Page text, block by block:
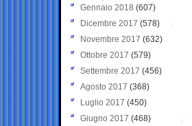
Gennaio 2018 (607)
Dicembre 2017 (578)
Novembre 2017 (632)
Ottobre 2017 (579)
Settembre 2017 (456)
Agosto 2017 (368)
Luglio 2017 (450)
Giugno 2017 (468)